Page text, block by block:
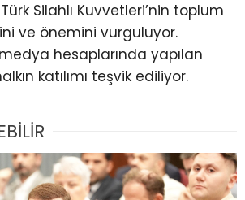
Silahlı Kuvvetleri’nin toplum
ve önemini vurguluyor.
medya hesaplarında yapılan
katılımı teşvik ediliyor.